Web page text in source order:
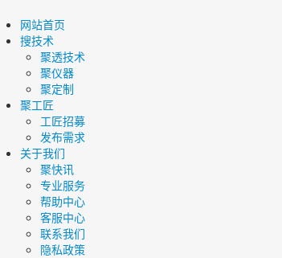
网站首页
搜技术
聚透技术
聚仪器
聚定制
聚工匠
工匠招募
发布需求
关于我们
聚快讯
专业服务
帮助中心
客服中心
联系我们
隐私政策